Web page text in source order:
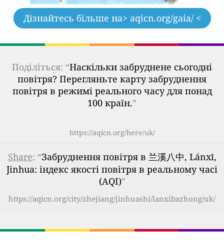
Дізнайтесь більше на> aqicn.org/gaia/ <
Поділіться: “Наскільки забруднене сьогодні
повітря? Перегляньте карту забруднення
повітря в режимі реального часу для понад
100 країн.”
https://aqicn.org/here/uk/
Share: “Забруднення повітря в 兰溪八中, Lánxī,
Jinhua: індекс якості повітря в реальному часі
(AQI)”
https://aqicn.org/city/zhejiang/jinhuashi/lanxibazhong/uk/